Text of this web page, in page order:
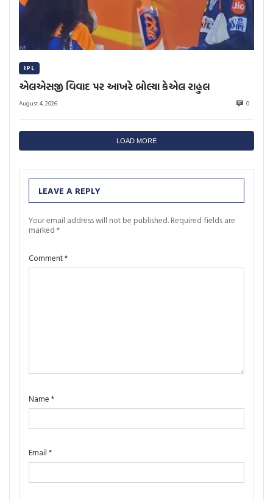
IPL
એલએસજી વિવાદ પર આખરે બોલ્યા કેએલ રાહુલ
August 4, 2026 0
LOAD MORE
LEAVE A REPLY
Your email address will not be published. Required fields are
marked *
Comment*
Name *
Email *